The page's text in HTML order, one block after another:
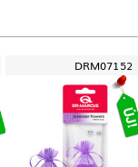
DRM07152